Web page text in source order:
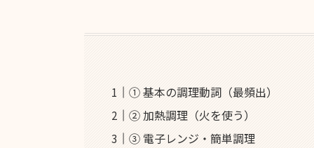
① 基本の調理動詞（最頻出）
② 加熱調理（火を使う）
③ 電子レンジ・簡単調理